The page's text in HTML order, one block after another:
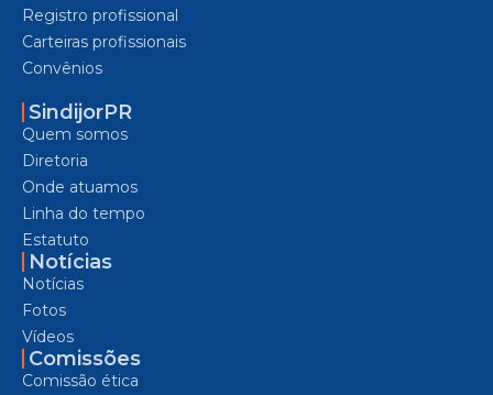
Registro profissional
Carteiras profissionais
Convênios
SindijorPR
Quem somos
Diretoria
Onde atuamos
Linha do tempo
Estatuto
Notícias
Notícias
Fotos
Vídeos
Comissões
Comissão ética